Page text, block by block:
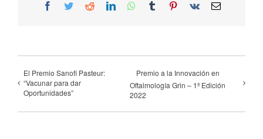
Facebook
TwitterRedditLinkedInWhatsApp
TumblrPinterest
Vk Email
El Premio Sanofi Pasteur:
“Vacunar para dar
Oportunidades”
Premio a la Innovación en
Oftalmología Grin – 1ª Edición
2022